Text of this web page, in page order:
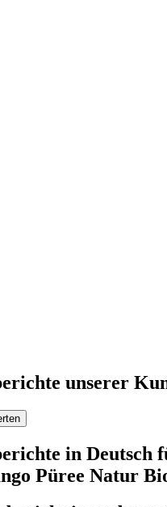
unserer
in Deutsch
Püree Natur